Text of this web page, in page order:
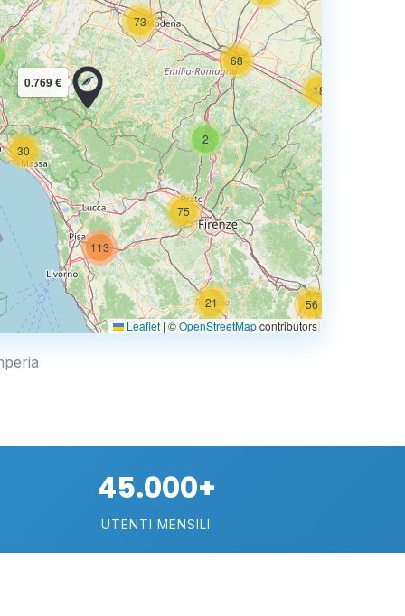
2
73
68
30
113
18
21
75
56
0.769 €
Leaflet | ©OpenStreetMapcontributors
45.000+
UTENTI MENSILI